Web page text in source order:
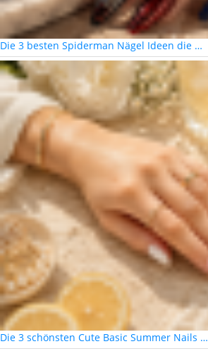
Die 3 besten Spiderman Nägel Ideen die …
Die 3 schönsten Cute Basic Summer Nails …